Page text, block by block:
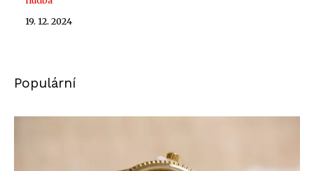
19. 12. 2024
Populární